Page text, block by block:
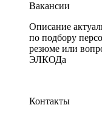
Вакансии
Описание
по подбору
резюме или
ЭЛКОДа
Контакты